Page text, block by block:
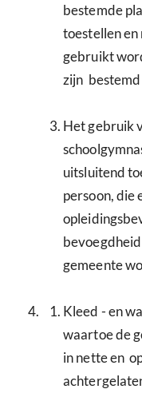
bestemde
toestellen
gebruikt
zijn bestemd
Het gebruik
uitsluitend
persoon, die
gemeente
Kleed - en
waartoe de
in nette en